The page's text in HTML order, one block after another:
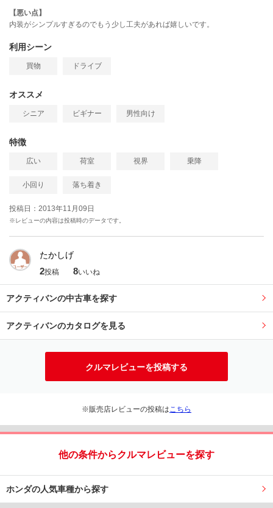
【悪い点】
内装がシンプルすぎるのでもう少し工夫があれば嬉しいです。
利用シーン
買物 ドライブ
オススメ
シニア ビギナー 男性向け
特徴
広い 荷室 視界 乗降
小回り 落ち着き
投稿日：2013年11月09日
※レビューの内容は投稿時のデータです。
たかしげ
2投稿 8いいね
アクティバンの中古車を探す
アクティバンのカタログを見る
クルマレビューを投稿する
※販売店レビューの投稿は こちら
他の条件からクルマレビューを探す
ホンダの人気車種から探す